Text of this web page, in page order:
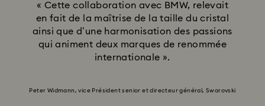
« Cette collaboration avec BMW, relevait
en fait de la maîtrise de la taille du cristal
ainsi que d’une harmonisation des passions
qui animent deux marques de renommée
internationale ».
Peter Widmann, vice Président senior et directeur général, Swarovski